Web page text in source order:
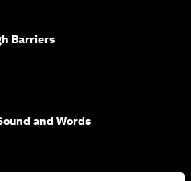
Barriers
and Words